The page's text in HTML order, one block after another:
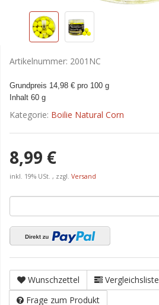
Artikelnummer: 2001NC
Grundpreis 14,98 € pro 100 g
Inhalt 60 g
Kategorie: Boilie Natural Corn
8,99 €
inkl. 19% USt. , zzgl. Versand
Wunschzettel
Vergleichsliste
Frage zum Produkt